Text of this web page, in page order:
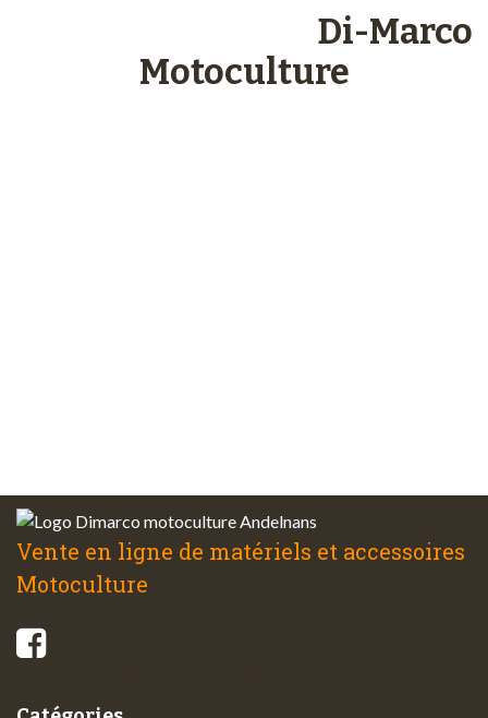
Di-Marco
Motoculture
Vente en ligne de matériels et accessoires
Motoculture